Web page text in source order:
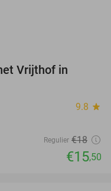
Vrijthof in
9.8 star
Regulier €18
€15,50